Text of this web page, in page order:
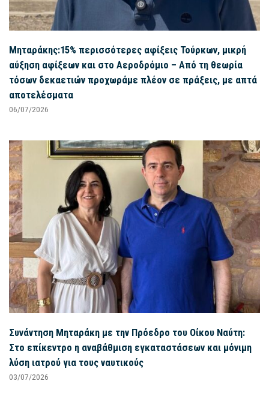
Μηταράκης:15% περισσότερες αφίξεις Τούρκων, μικρή
αύξηση αφίξεων και στο Αεροδρόμιο – Από τη θεωρία
τόσων δεκαετιών προχωράμε πλέον σε πράξεις, με απτά
αποτελέσματα
06/07/2026
Συνάντηση Μηταράκη με την Πρόεδρο του Οίκου Ναύτη:
Στο επίκεντρο η αναβάθμιση εγκαταστάσεων και μόνιμη
λύση ιατρού για τους ναυτικούς
03/07/2026